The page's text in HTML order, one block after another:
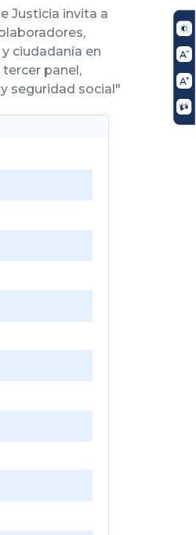
Justicia invita a
ciudadanía en
panel,
seguridad social"